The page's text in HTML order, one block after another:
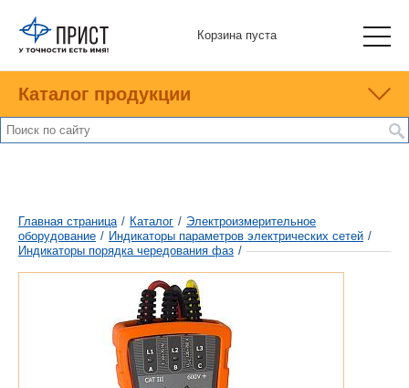
Корзина пуста
Каталог продукции
Главная страница / Каталог / Электроизмерительное
оборудование / Индикаторы параметров электрических сетей /
Индикаторы порядка чередования фаз /